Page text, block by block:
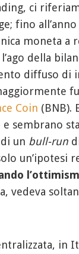
ci
fino
moneta a
della
diffuso di
Coin (BNB).
e sembrano
un bull-rundi
un’ipotesi
vedeva
in